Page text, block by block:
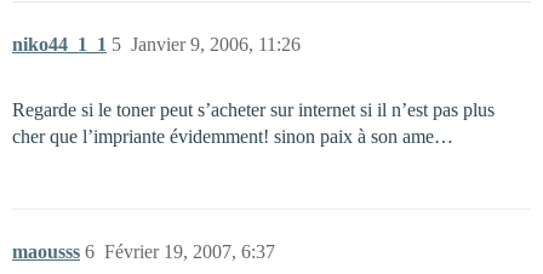
niko44_1_1 Janvier 9, 2006, 11:26
5
Regarde si le toner peut s’acheter sur internet si il n’est pas plus
cher que l’impriante évidemment! sinon paix à son ame…
maousss Février 19, 2007, 6:37
6